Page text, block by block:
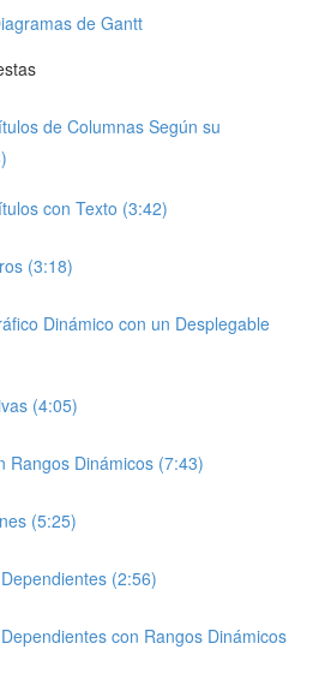
de Gantt
de Columnas Según su
con Texto (3:42)
(3:18)
Dinámico con un Desplegable
(4:05)
Rangos Dinámicos (7:43)
(5:25)
(2:56)
con Rangos Dinámicos